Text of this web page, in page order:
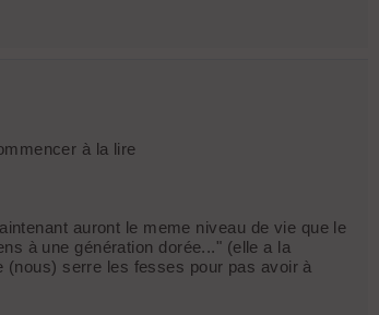
à la lire
auront le meme niveau de vie que le
à une génération dorée..." (elle a la
(nous) serre les fesses pour pas avoir à